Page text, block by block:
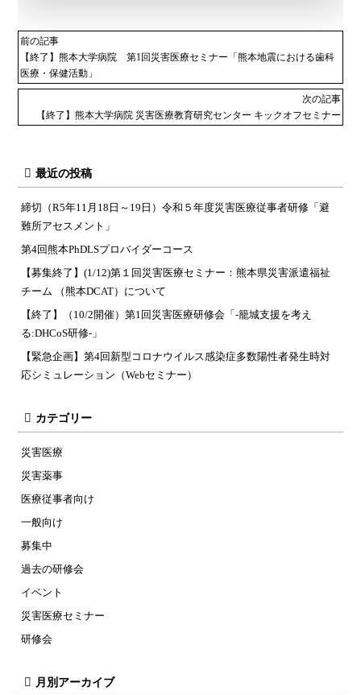
前の記事
【終了】熊本大学病院 第1回災害医療セミナー「熊本地震における歯科
医療・保健活動」
次の記事
【終了】熊本大学病院 災害医療教育研究センター キックオフセミナー
最近の投稿
締切（R5年11月18日～19日）令和５年度災害医療従事者研修「避
難所アセスメント」
第4回熊本PhDLSプロバイダーコース
【募集終了】(1/12)第１回災害医療セミナー：熊本県災害派遣福祉
チーム （熊本DCAT）について
【終了】（10/2開催）第1回災害医療研修会「-籠城支援を考え
る:DHCoS研修-」
【緊急企画】第4回新型コロナウイルス感染症多数陽性者発生時対
応シミュレーション（Webセミナー）
カテゴリー
災害医療
災害薬事
医療従事者向け
一般向け
募集中
過去の研修会
イベント
災害医療セミナー
研修会
月別アーカイブ